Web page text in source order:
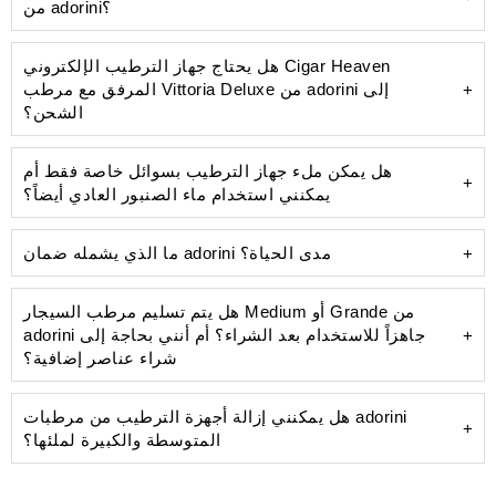
من adorini؟
سهولة الاستخدام: الشاشة سهلة الاستخدام
هل يحتاج جهاز الترطيب الإلكتروني Cigar Heaven
المرفق مع مرطب Vittoria Deluxe من adorini إلى
الشحن؟
حوالي 24-40 ساعة
وضع
ON/S:
قياس الرطوبة وتحديثها
عمر البطارية:
حوالي 25-30 يومًا
هل يمكن ملء جهاز الترطيب بسوائل خاصة فقط أم
يمكنني استخدام ماء الصنبور العادي أيضاً؟
جهاز
الترطيب
ما الذي يشمله ضمان adorini مدى الحياة؟
هل يتم تسليم مرطب السيجار Medium أو Grande من
adorini جاهزاً للاستخدام بعد الشراء؟ أم أنني بحاجة إلى
شراء عناصر إضافية؟
هل يمكنني إزالة أجهزة الترطيب من مرطبات adorini
المتوسطة والكبيرة لملئها؟